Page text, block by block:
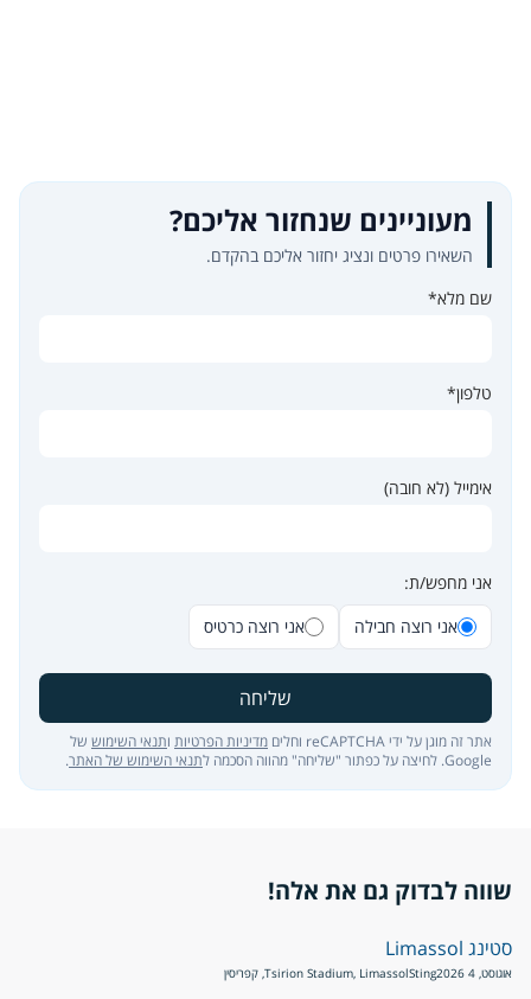
מעוניינים שנחזור אליכם?
השאירו פרטים ונציג יחזור אליכם בהקדם.
שם מלא*
טלפון*
אימייל (לא חובה)
אני מחפש/ת:
אני רוצה חבילה
אני רוצה כרטיס
שליחה
אתר זה מוגן על ידי reCAPTCHA וחלים מדיניות הפרטיות ותנאי השימוש של
Google. לחיצה על כפתור "שליחה" מהווה הסכמה ל
תנאי השימוש של האתר.
שווה לבדוק גם את אלה!
סטינג Limassol
אוגוסט, 4 2026 StingTsirion Stadium, Limassol, קפריסין